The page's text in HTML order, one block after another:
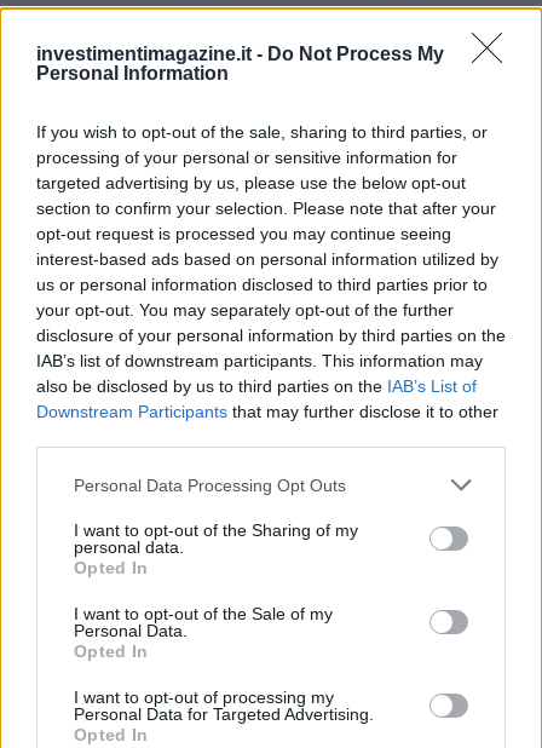
investimentimagazine.it - Do Not Process My
Personal Information
If you wish to opt-out of the sale, sharing to third parties, or
processing of your personal or sensitive information for
targeted advertising by us, please use the below opt-out
section to confirm your selection. Please note that after your
opt-out request is processed you may continue seeing
interest-based ads based on personal information utilized by
us or personal information disclosed to third parties prior to
your opt-out. You may separately opt-out of the further
disclosure of your personal information by third parties on the
IAB’s list of downstream participants. This information may
also be disclosed by us to third parties on the IAB’s List of
Downstream Participants that may further disclose it to other
Please note that this website/app uses one or more Google
not limited to your visit or usage behaviour. You may click to
grant or deny consent to Google and its third-party tags to
use your data for below specified purposes in below Google
consent section.
Personal Data Processing Opt Outs
I want to opt-out of the Sharing of my
personal data.
Opted In
I want to opt-out of the Sale of my
Personal Data.
Opted In
I want to opt-out of processing my
Personal Data for Targeted Advertising.
Opted In
DAC8 e cripto-tasse: obblighi, documenti e controlli per
Edoardo Vitali · 4 Ago 2026
Guida DAC8 per crypto: tracciamento, evidenze e report
Edoardo Vitali · 3 Ago 2026
Nome
Eureka Bridged PAX
Gold (Terra
$4,187.30